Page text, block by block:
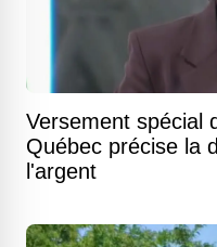
Versement spécial
Québec précise la
l'argent